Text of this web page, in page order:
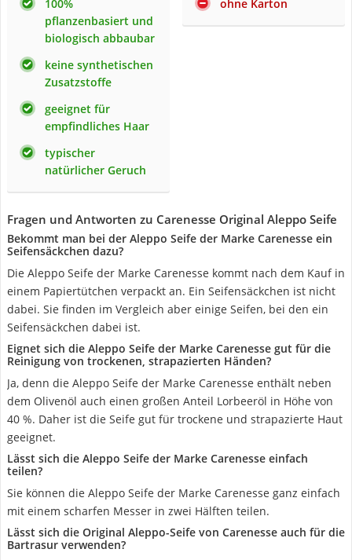
100%
pflanzenbasiert und
biologisch abbaubar
keine synthetischen
Zusatzstoffe
geeignet für
empfindliches Haar
typischer
natürlicher Geruch
ohne Karton
Fragen und Antworten zu Carenesse Original Aleppo Seife
Bekommt man bei der Aleppo Seife der Marke Carenesse ein
Seifensäckchen dazu?
Die Aleppo Seife der Marke Carenesse kommt nach dem Kauf in
einem Papiertütchen verpackt an. Ein Seifensäckchen ist nicht
dabei. Sie finden im Vergleich aber einige Seifen, bei den ein
Seifensäckchen dabei ist.
Eignet sich die Aleppo Seife der Marke Carenesse gut für die
Reinigung von trockenen, strapazierten Händen?
Ja, denn die Aleppo Seife der Marke Carenesse enthält neben
dem Olivenöl auch einen großen Anteil Lorbeeröl in Höhe von
40 %. Daher ist die Seife gut für trockene und strapazierte Haut
geeignet.
Lässt sich die Aleppo Seife der Marke Carenesse einfach
teilen?
Sie können die Aleppo Seife der Marke Carenesse ganz einfach
mit einem scharfen Messer in zwei Hälften teilen.
Lässt sich die Original Aleppo-Seife von Carenesse auch für die
Bartrasur verwenden?